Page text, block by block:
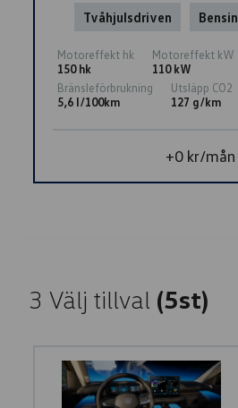
Tvåhjulsdriven Bensin
Motoreffekt hk
150 hk
Motoreffekt kW
110 kW
Bränsleförbrukning
5,6 l/100km
Utsläpp CO2
127 g/km
+0 kr/mån
3 Välj tillval (5st)